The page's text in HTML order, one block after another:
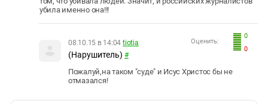
убила именно она!!!
0
0
Оценить:
08.10.15 в 14:04 tiotia
(Нарушитель) #
Пожалуй,на таком "суде" и Исус Христос бы не
отмазался!